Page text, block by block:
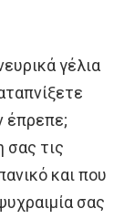
γέλια
έπρεπε;
σας τις
και που
σας